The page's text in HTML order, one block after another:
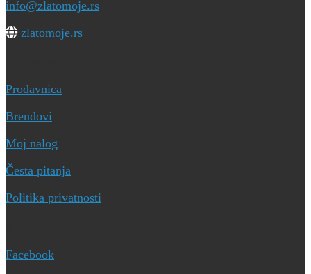
info@zlatomoje.rs
zlatomoje.rs
Prodavnica
Brendovi
Moj nalog
Česta pitanja
Politika privatnosti
Facebook